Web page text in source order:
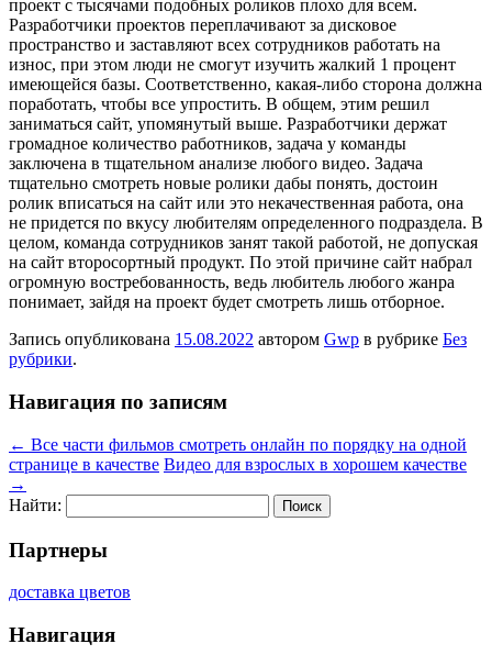
проект с тысячами подобных роликов плохо для всем.
Разработчики проектов переплачивают за дисковое
пространство и заставляют всех сотрудников работать на
износ, при этом люди не смогут изучить жалкий 1 процент
имеющейся базы. Соответственно, какая-либо сторона должна
поработать, чтобы все упростить. В общем, этим решил
заниматься сайт, упомянутый выше. Разработчики держат
громадное количество работников, задача у команды
заключена в тщательном анализе любого видео. Задача
тщательно смотреть новые ролики дабы понять, достоин
ролик вписаться на сайт или это некачественная работа, она
не придется по вкусу любителям определенного подраздела. В
целом, команда сотрудников занят такой работой, не допуская
на сайт второсортный продукт. По этой причине сайт набрал
огромную востребованность, ведь любитель любого жанра
понимает, зайдя на проект будет смотреть лишь отборное.
Запись опубликована 15.08.2022 автором Gwp в рубрике Без
рубрики.
Навигация по записям
← Все части фильмов смотреть онлайн по порядку на одной
странице в качестве Видео для взрослых в хорошем качестве
→
Найти:
Партнеры
доставка цветов
Навигация